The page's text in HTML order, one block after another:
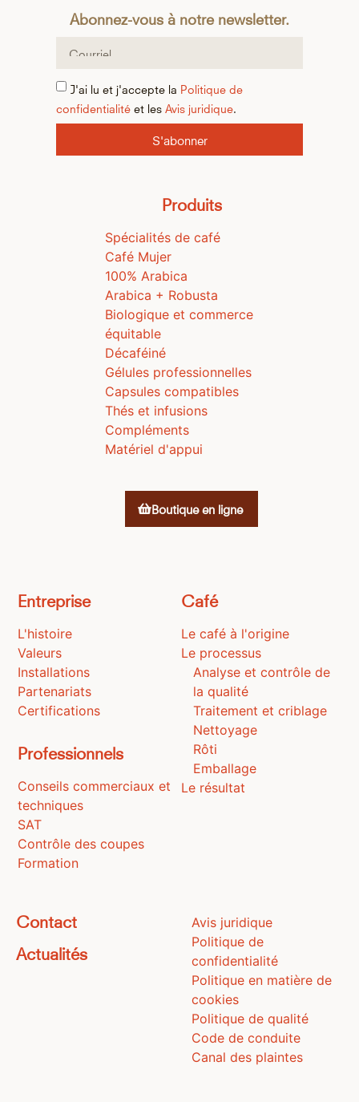
Abonnez-vous à notre newsletter.
J'ai lu et j'accepte la Politique de
confidentialité et les Avis juridique
S'abonner
Produits
Spécialités de café
Café Mujer
100% Arabica
Arabica + Robusta
Biologique et commerce
équitable
Décaféiné
Gélules professionnelles
Capsules compatibles
Thés et infusions
Compléments
Matériel d'appui
Boutique en ligne
Entreprise
L'histoire
Valeurs
Installations
Partenariats
Certifications
Professionnels
Conseils commerciaux et
techniques
SAT
Contrôle des coupes
Formation
Café
Le café à l'origine
Le processus
Analyse et contrôle de
la qualité
Traitement et criblage
Nettoyage
Rôti
Emballage
Le résultat
Contact
Actualités
Avis juridique
Politique de
confidentialité
Politique en matière de
cookies
Politique de qualité
Code de conduite
Canal des plaintes